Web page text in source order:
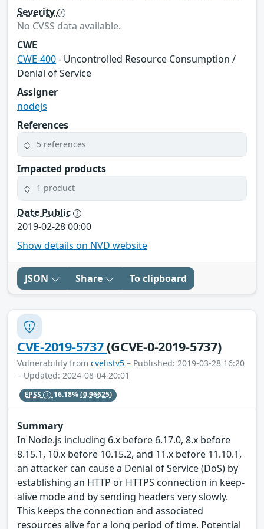
Severity
No CVSS data available.
CWE
CWE-400- Uncontrolled Resource Consumption /
Denial of Service
Assigner
nodejs
References
5 references
Impacted products
1 product
Date Public
2019-02-28 00:00
Show details on NVD website
JSON Share To clipboard
CVE-2019-5737(GCVE-0-2019-5737)
Vulnerability from cvelistv5 – Published: 2019-03-28 16:20
– Updated: 2024-08-04 20:01
EPSS 16.18%(0.96625)
Summary
In Node.js including 6.x before 6.17.0, 8.x before
8.15.1, 10.x before 10.15.2, and 11.x before 11.10.1,
an attacker can cause a Denial of Service (DoS) by
establishing an HTTP or HTTPS connection in keep-
alive mode and by sending headers very slowly.
This keeps the connection and associated
resources alive for a long period of time. Potential